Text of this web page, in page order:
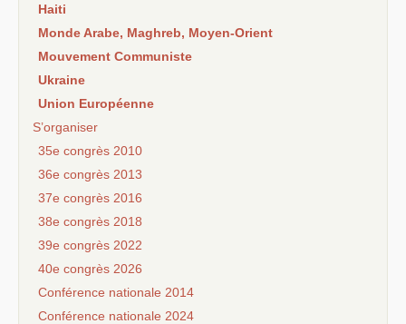
Haiti
Monde Arabe, Maghreb, Moyen-Orient
Mouvement Communiste
Ukraine
Union Européenne
S’organiser
35e congrès 2010
36e congrès 2013
37e congrès 2016
38e congrès 2018
39e congrès 2022
40e congrès 2026
Conférence nationale 2014
Conférence nationale 2024